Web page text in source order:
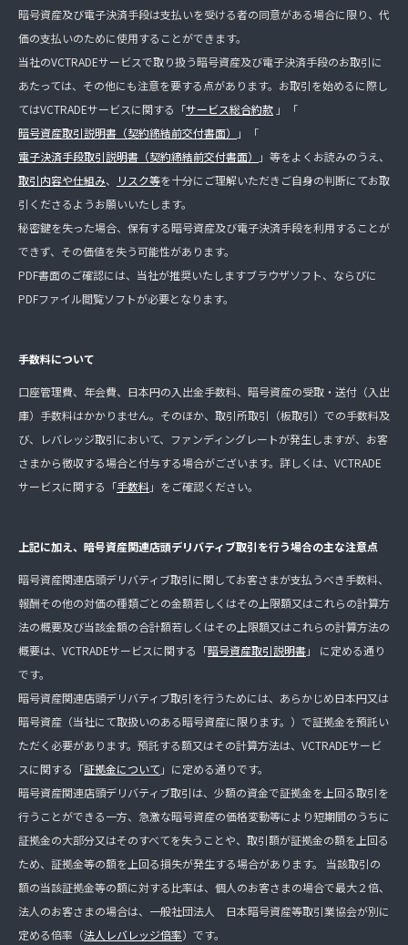
暗号資産及び電子決済手段は支払いを受ける者の同意がある場合に限り、代
価の支払いのために使用することができます。
当社のVCTRADEサービスで取り扱う暗号資産及び電子決済手段のお取引に
あたっては、その他にも注意を要する点があります。お取引を始めるに際し
てはVCTRADEサービスに関する「サービス総合約款 」「
暗号資産取引説明書（契約締結前交付書面）
」「
電子決済手段取引説明書（契約締結前交付書面）
」等をよくお読みのうえ、
取引内容や仕組み、 リスク等を十分にご理解いただきご自身の判断にてお取
引くださるようお願いいたします。
秘密鍵を失った場合、保有する暗号資産及び電子決済手段を利用することが
できず、その価値を失う可能性があります。
PDF書面のご確認には、当社が推奨いたしますブラウザソフト、ならびに
PDFファイル閲覧ソフトが必要となります。
手数料について
口座管理費、年会費、日本円の入出金手数料、暗号資産の受取・送付（入出
庫）手数料はかかりません。そのほか、取引所取引（板取引）での手数料及
び、レバレッジ取引において、ファンディングレートが発生しますが、お客
さまから徴収する場合と付与する場合がございます。詳しくは、VCTRADE
サービスに関する「手数料」をご確認ください。
上記に加え、暗号資産関連店頭デリバティブ取引を行う場合の主な注意点
暗号資産関連店頭デリバティブ取引に関してお客さまが支払うべき手数料、
報酬その他の対価の種類ごとの金額若しくはその上限額又はこれらの計算方
法の概要及び当該金額の合計額若しくはその上限額又はこれらの計算方法の
概要は、VCTRADEサービスに関する「暗号資産取引説明書」 に定める通り
です。
暗号資産関連店頭デリバティブ取引を行うためには、あらかじめ日本円又は
暗号資産（当社にて取扱いのある暗号資産に限ります。）で証拠金を預託い
ただく必要があります。預託する額又はその計算方法は、VCTRADEサービ
スに関する「証拠金について 」に定める通りです。
暗号資産関連店頭デリバティブ取引は、少額の資金で証拠金を上回る取引を
行うことができる一方、急激な暗号資産の価格変動等により短期間のうちに
証拠金の大部分又はそのすべてを失うことや、取引額が証拠金の額を上回る
ため、証拠金等の額を上回る損失が発生する場合があります。 当該取引の
額の当該証拠金等の額に対する比率は、個人のお客さまの場合で最大２倍、
法人のお客さまの場合は、一般社団法人 日本暗号資産等取引業協会が別に
定める倍率（法人レバレッジ倍率）です。